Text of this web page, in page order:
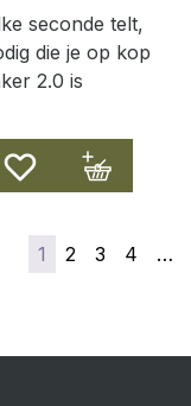
seconde telt,
die je op kop
2.0 is
1 2 3 4 …